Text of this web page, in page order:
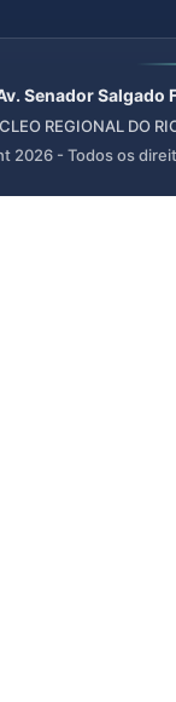
Senador
REGIONAL DO
2026 - Todos os